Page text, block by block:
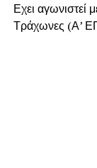
Εχει
Τράχωνες (Α’